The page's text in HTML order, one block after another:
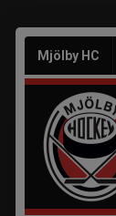
Mjölby HC